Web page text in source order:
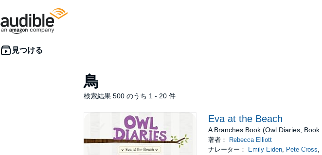
鳥
検索結果 500 のうち 1 - 20 件
Eva at the Beach
A Branches Book (Owl Diaries, Book
著者：
Rebecca Elliott
ナレーター：
Emily Eiden, Pete Cross,